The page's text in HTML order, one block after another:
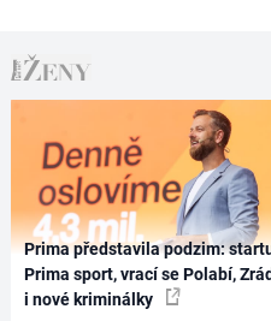
Prima představila podzim:
Prima sport, vrací se Polabí,
i nové kriminálky